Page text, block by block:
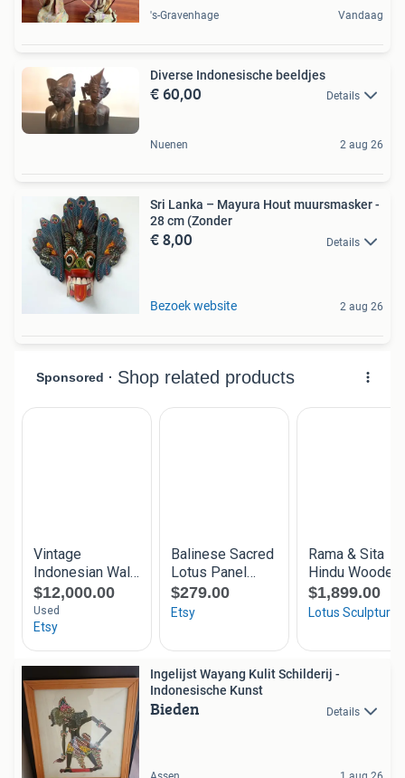
's-Gravenhage Vandaag
Diverse Indonesische beeldjes
€ 60,00 Details
Nuenen 2 aug 26
Sri Lanka – Mayura Hout muursmasker -
28 cm (Zonder
€ 8,00 Details
Bezoek website 2 aug 26
Ingelijst Wayang Kulit Schilderij -
Indonesische Kunst
Bieden Details